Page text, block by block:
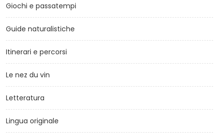
Giochi e passatempi
Guide naturalistiche
Itinerari e percorsi
Le nez du vin
Letteratura
Lingua originale